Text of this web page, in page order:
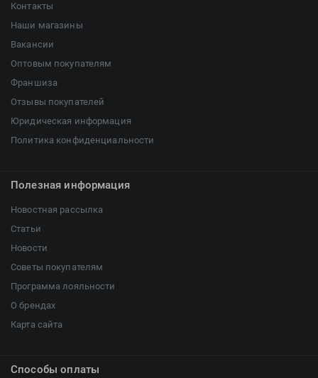
Контакты
Наши магазины
Вакансии
Оптовым покупателям
Франшиза
Отзывы покупателей
Юридическая информация
Политика конфиденциальности
Полезная информация
Новостная рассылка
Статьи
Новости
Советы покупателям
Программа лояльности
О брендах
Карта сайта
Способы оплаты